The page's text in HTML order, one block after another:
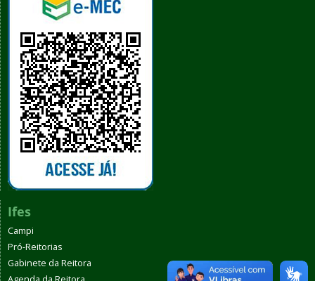
Ifes
Campi
Pró-Reitorias
Gabinete da Reitora